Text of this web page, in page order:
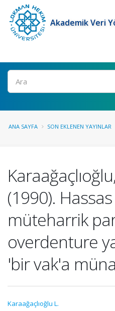
Akademik Veri
Ara
ANA SAYFA SON EKLENEN YAYINLAR
(1990).
müteharrik
overdenture
'bir vak'a
Karaağaçlıoğlu L.